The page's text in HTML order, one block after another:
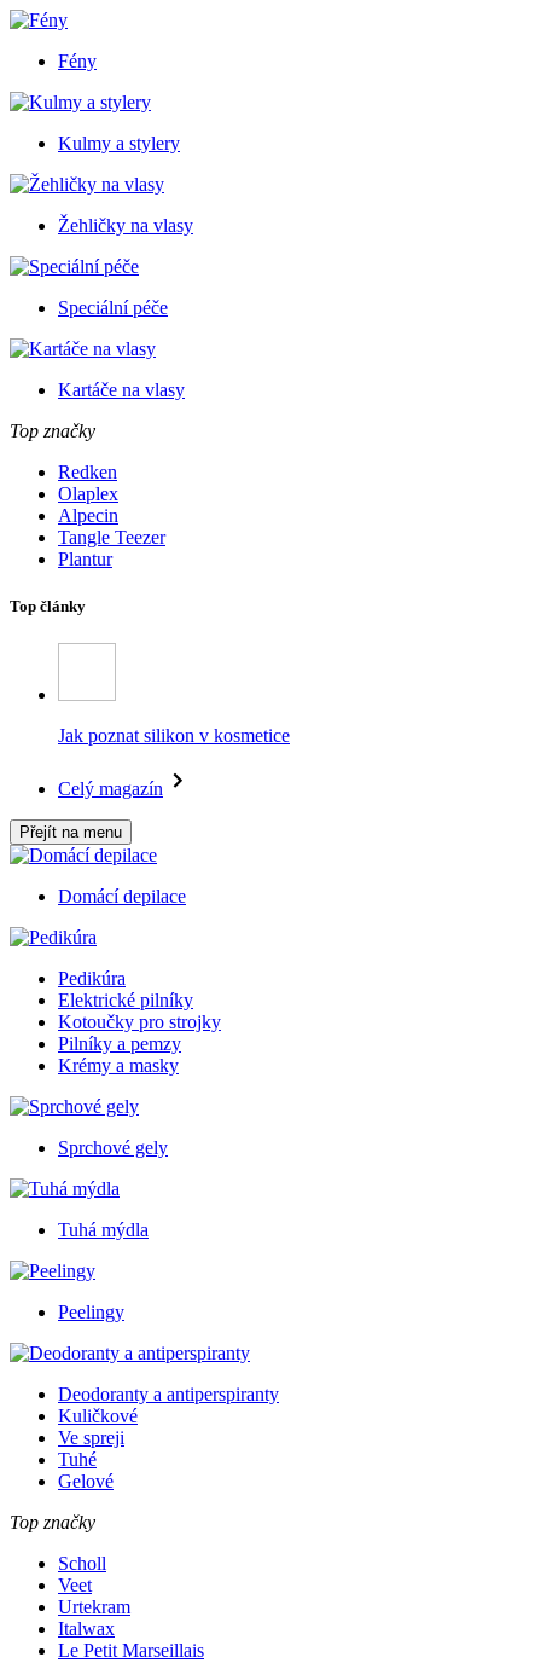
Fény
Kulmy a stylery
Žehličky na vlasy
Speciální péče
Kartáče na vlasy
Top značky
Redken
Olaplex
Alpecin
Tangle Teezer
Plantur
Top články
Jak poznat silikon v kosmetice
Celý magazín
Přejít na menu
Domácí depilace
Pedikúra
Elektrické pilníky
Kotoučky pro strojky
Pilníky a pemzy
Krémy a masky
Sprchové gely
Tuhá mýdla
Peelingy
Deodoranty a antiperspiranty
Kuličkové
Ve spreji
Tuhé
Gelové
Top značky
Scholl
Veet
Urtekram
Italwax
Le Petit Marseillais